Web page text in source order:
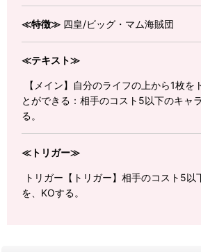
≪特徴≫ 四皇/ビッグ・マム海賊団
≪テキスト≫
【メイン】自分のライフの上から1枚を
とができる：相手のコスト5以下のキャ
る。
≪トリガー≫
トリガー【トリガー】相手のコスト5以
を、KOする。